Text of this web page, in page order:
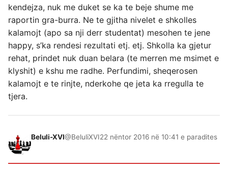
kendejza, nuk me duket se ka te beje shume me
raportin gra-burra. Ne te gjitha nivelet e shkolles
kalamojt (apo sa nji derr studentat) mesohen te jene
happy, s’ka rendesi rezultati etj. etj. Shkolla ka gjetur
rehat, prindet nuk duan belara (te merren me msimet e
klyshit) e kshu me radhe. Perfundimi, sheqerosen
kalamojt e te rinjte, nderkohe qe jeta ka rregulla te
tjera.
Beluli-XVI@BeluliXVI22 nëntor 2016 në 10:41 e paradites